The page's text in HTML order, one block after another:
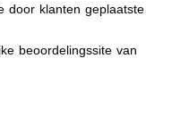
door klanten geplaatste
beoordelingssite van